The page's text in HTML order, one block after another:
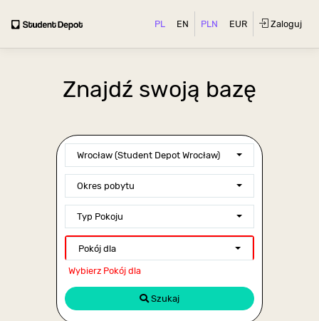
PL EN PLN EUR Zaloguj
Znajdź swoją bazę
Wrocław (Student Depot Wrocław)
Okres pobytu
Typ Pokoju
Pokój dla
Wybierz Pokój dla
Szukaj